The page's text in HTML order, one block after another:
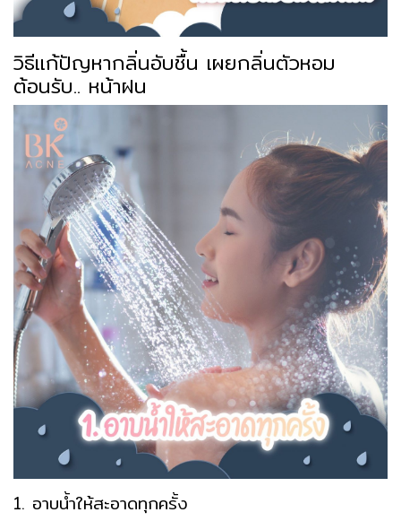
วิธีแก้ปัญหากลิ่นอับชื้น เผยกลิ่นตัวหอม
ต้อนรับ.. หน้าฝน
1. อาบน้ำให้สะอาดทุกครั้ง